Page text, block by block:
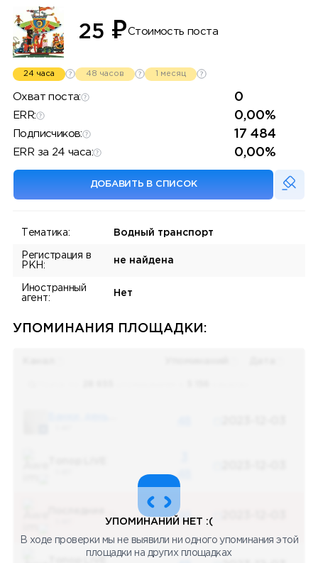
25 ₽Стоимость поста
24 часа 48 часов 1 месяц
Охват поста: 0
ERR: 0,00%
Подписчиков: 17 484
ERR за 24 часа: 0,00%
ДОБАВИТЬ В СПИСОК
Тематика: Водный транспорт
Регистрация в
РКН:
не найдена
Иностранный
агент:
Нет
УПОМИНАНИЯ ПЛОЩАДКИ:
48
48
УПОМИНАНИЙ НЕТ :(
В ходе проверки мы не выявили ни одного упоминания этой
площадки на других площадках